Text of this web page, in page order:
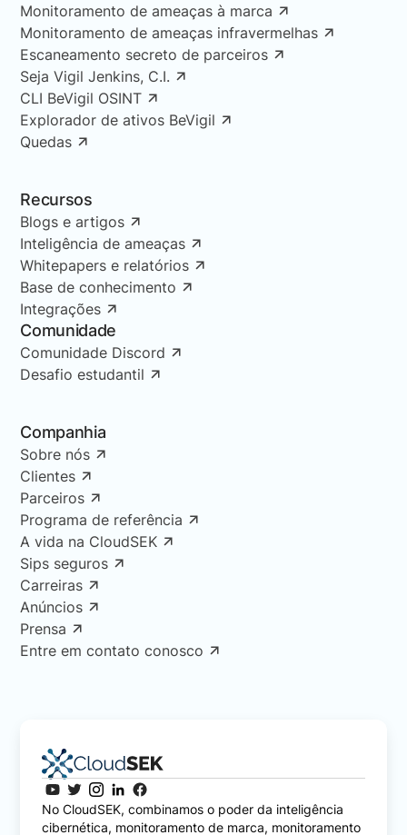
Monitoramento de ameaças à marca
Monitoramento de ameaças infravermelhas
Escaneamento secreto de parceiros
Seja Vigil Jenkins, C.I.
CLI BeVigil OSINT
Explorador de ativos BeVigil
Quedas
Recursos
Blogs e artigos
Inteligência de ameaças
Whitepapers e relatórios
Base de conhecimento
Integrações
Comunidade
Comunidade Discord
Desafio estudantil
Companhia
Sobre nós
Clientes
Parceiros
Programa de referência
A vida na CloudSEK
Sips seguros
Carreiras
Anúncios
Prensa
Entre em contato conosco
No CloudSEK, combinamos o poder da inteligência
cibernética, monitoramento de marca, monitoramento